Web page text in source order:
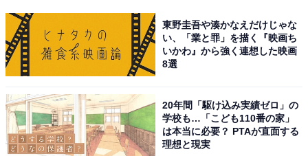
「黒部の壮大な渓谷を眺めながら温泉に入れば最高
だと思う」（40代男性／兵庫県）
「黒部峡谷沿いに点在する秘湯・温泉群だから、レ
トロ旅で行きたい」（40代女性／長崎県）
東野圭吾や湊かなえだけじゃな
い、「業と罪」を描く『映画ち
いかわ』から強く連想した映画
8選
20年間「駆け込み実績ゼロ」の
学校も…「こども110番の家」
は本当に必要？ PTAが直面する
理想と現実